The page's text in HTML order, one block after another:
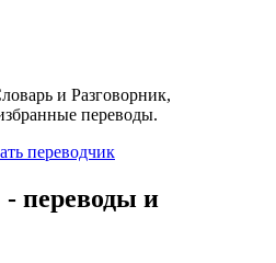
и Разговорник,
переводы.
переводы и